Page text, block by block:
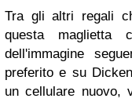
Tra gli altri regali
questa
dell'immagine
preferito e su
un cellulare nuovo,